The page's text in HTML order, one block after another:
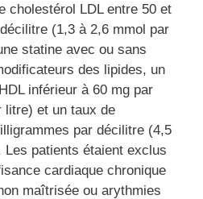
cholestérol LDL entre 50 et
(1,3 à 2,6 mmol par
statine avec ou sans
des lipides, un
inférieur à 60 mg par
litre) et un taux de
par décilitre (4,5
patients étaient exclus
cardiaque chronique
maîtrisée ou arythmies